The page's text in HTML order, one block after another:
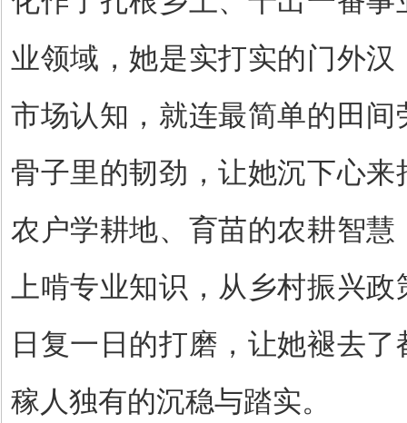
业领域，她是实打实的门外
市场认知，就连最简单的田
骨子里的韧劲，让她沉下心
农户学耕地、育苗的农耕智
上啃专业知识，从乡村振兴
日复一日的打磨，让她褪去
稼人独有的沉稳与踏实。